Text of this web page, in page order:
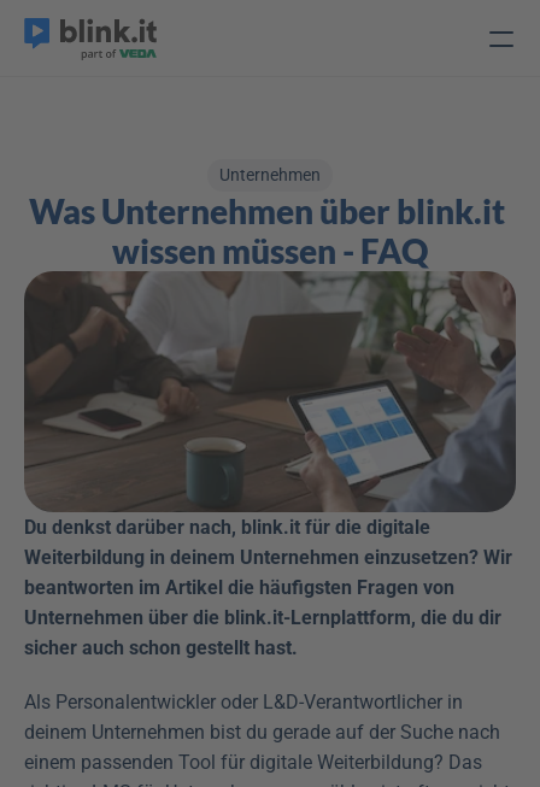
Unternehmen
Was Unternehmen über blink.it
wissen müssen - FAQ
Du denkst darüber nach, blink.it für die digitale
Weiterbildung in deinem Unternehmen einzusetzen? Wir
beantworten im Artikel die häufigsten Fragen von
Unternehmen über die blink.it-Lernplattform, die du dir
sicher auch schon gestellt hast.
Als Personalentwickler oder L&D-Verantwortlicher in
deinem Unternehmen bist du gerade auf der Suche nach
einem passenden Tool für digitale Weiterbildung? Das